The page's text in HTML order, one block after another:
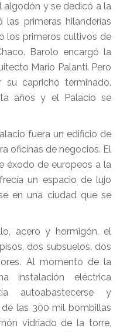
algodón y se dedicó a la
primeras hilanderías
los primeros cultivos de
Barolo encargó la
Mario Palanti. Pero
capricho terminado.
años y el Palacio se
fuera un edificio de
oficinas de negocios. El
éxodo de europeos a la
un espacio de lujo
en una ciudad que se
acero y hormigón, el
dos subsuelos, dos
Al momento de la
instalación eléctrica
autoabastecerse y
las 300 mil bombillas
vidriado de la torre,